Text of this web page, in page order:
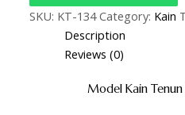
SKU: KT-134 Category: Kain
Description
Reviews (0)
Model Kain